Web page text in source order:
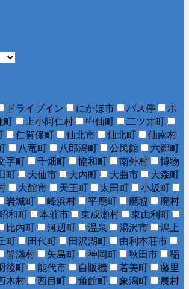
ドライブイン にかほ市 バス停
ホ
町 上小阿仁村 中仙町
二ツ井町
仁賀保町 仙北市 仙北町
仙南村
八竜町 八郎潟町 公民館
六郷町
字町 千畑町 協和町 南外村
博物
町 大仙市 大内町 大曲市
大森町
大館市 天王町 太田町
小坂町
岩城町 峰浜村 平鹿町 廃墟
廃村
昭和町 本荘市 東成瀬村
東由利町
比内町 河辺町 温泉 湯沢市
潟上
町 田代町 田沢湖町
由利本荘市
皆瀬村 矢島町 神岡町 秋田市
稲
後町 能代市 自販機 若美町
藤里
木村 西目町 角館町 象潟町
農村